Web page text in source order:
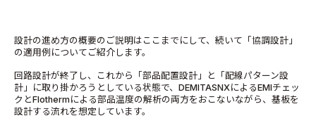
設計の進め方の概要のご説明はここまでにして、続いて「協調設計」
の適用例についてご紹介します。
回路設計が終了し、これから「部品配置設計」と「配線パターン設
計」に取り掛かろうとしている状態で、DEMITASNXによるEMIチェッ
クとFlothermによる部品温度の解析の両方をおこないながら、基板を
設計する流れを想定しています。